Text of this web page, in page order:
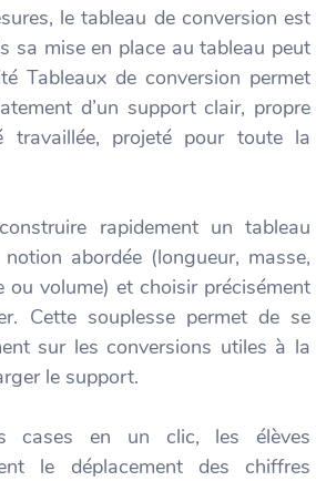
le tableau de conversion est
sa mise en place au tableau peut
Tableaux de conversion permet
d’un support clair, propre
travaillée, projeté pour toute la
rapidement un tableau
abordée (longueur, masse,
ou volume) et choisir précisément
Cette souplesse permet de se
sur les conversions utiles à la
le support.
cases en un clic, les élèves
le déplacement des chiffres